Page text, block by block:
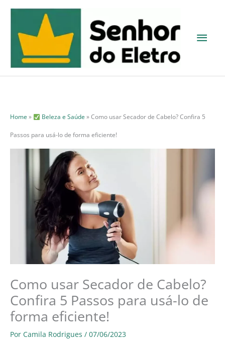
conteúdo
Home » Beleza e Saúde »Como usar Secador de Cabelo? Confira 5
Passos para usá-lo de forma eficiente!
Como usar Secador de Cabelo?
Confira 5 Passos para usá-lo de
forma eficiente!
Por Camila Rodrigues / 07/06/2023